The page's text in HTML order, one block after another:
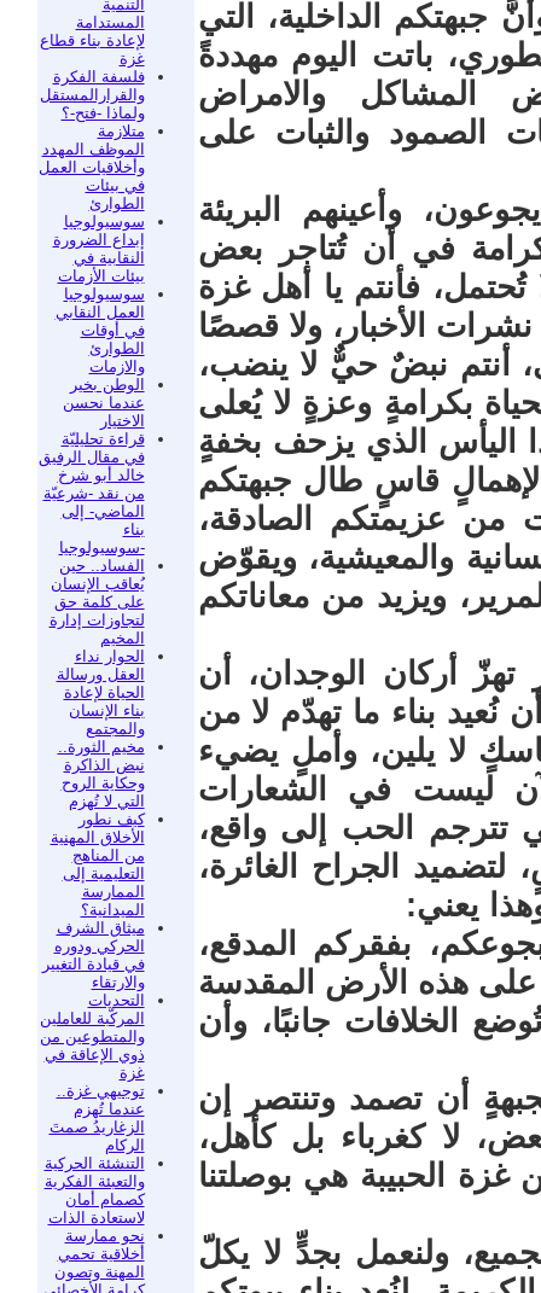
التنمية
المستدامة
لإعادة بناء قطاع
غزة
فلسفة الفكرة
والقرارالمستقل
ولماذا -فتح-؟
متلازمة
الموظف المهدد
وأخلاقيات العمل
في بيئات
الطوارئ
سوسيولوجيا
إبداع الضرورة
النقابية في
بيئات الأزمات
سوسيولوجيا
العمل النقابي
في أوقات
الطوارئ
والازمات
الوطن بخير
عندما نحسن
الاختيار
قراءة تحليليّة
في مقال الرفيق
خالد أبو شرخ
من نقد -شرعيّة
الماضي- إلى
بناء
-سوسيولوجيا
الفساد.. حين
يُعاقب الإنسان
على كلمة حق
لتجاوزات إدارة
المخيم
الحوار نداء
العقل ورسالة
الحياة لإعادة
بناء الإنسان
والمجتمع
مخيم الثورة..
نبض الذاكرة
وحكاية الروح
التي لا تُهزم
كيف نطور
الأخلاق المهنية
من المناهج
التعليمية إلى
الممارسة
الميدانية؟
ميثاق الشرف
الحركي ودوره
في قيادة التغيير
والارتقاء
التحديات
المركّبة للعاملين
والمتطوعين من
ذوي الإعاقة في
غزة
توجيهي غزة..
عندما تُهزم
الزغاريدُ صمتَ
الركام
التنشئة الحركية
والتعبئة الفكرية
كصمام أمان
لاستعادة الذات
نحو ممارسة
أخلاقية تحمي
المهنة وتصون
جبهتكم الداخلية، التي
باتت اليوم مهددةً
المشاكل والامراض
الصمود والثبات على
وأعينهم البريئة
في أن تُتاجر بعض
فأنتم يا أهل غزة
الأخبار، ولا قصصًا
أنتم نبضٌ حيٌّ لا ينضب،
بكرامةٍ وعزةٍ لا يُعلى
اليأس الذي يزحف بخفةٍ
لإهمالٍ قاسٍ طال جبهتكم
من عزيمتكم الصادقة،
والمعيشية، ويقوّض
ويزيد من معاناتكم
أركان الوجدان، أن
بناء ما تهدّم لا من
لا يلين، وأملٍ يضيء
ليست في الشعارات
تترجم الحب إلى واقع،
لتضميد الجراح الغائرة،
يعني:
بفقركم المدقع،
على هذه الأرض المقدسة
الخلافات جانبًا، وأن
أن تصمد وتنتصر إن
لا كغرباء بل كأهل،
غزة الحبيبة هي بوصلتنا
ولنعمل بجدٍّ لا يكلّ